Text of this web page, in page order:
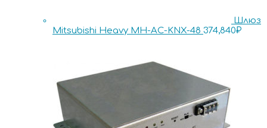
Шлюз
Mitsubishi Heavy MH-AC-KNX-48 374,840₽